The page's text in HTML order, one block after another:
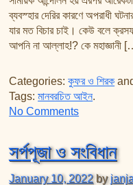
শায়খ আহমদ মুসা জিবরীলের
ব্যবস্হার দেরির কারণে অপরাধী
যার মত বিচার চাই। কেউ বলে
আপনি না আল্লাহ!? কে মহাজ্ঞানী
Categories: কুফর ও শিরক
Tags: মানবরচিত আইন.
No Commentson কার বিধান
সর্পপূজা ও সংবিধান
January 10, 2022 by